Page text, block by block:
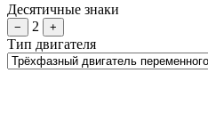
Десятичные знаки
− 2 +
Тип двигателя